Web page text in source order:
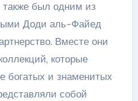
был одним из
Доди аль-Файед
Вместе они
которые
богатых и знаменитых
собой